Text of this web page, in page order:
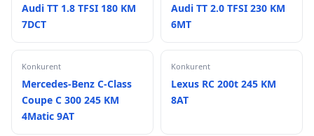
Audi TT 1.8 TFSI 180 KM
7DCT
Audi TT 2.0 TFSI 230 KM
6MT
Konkurent
Mercedes-Benz C-Class
Coupe C 300 245 KM
4Matic 9AT
Konkurent
Lexus RC 200t 245 KM
8AT